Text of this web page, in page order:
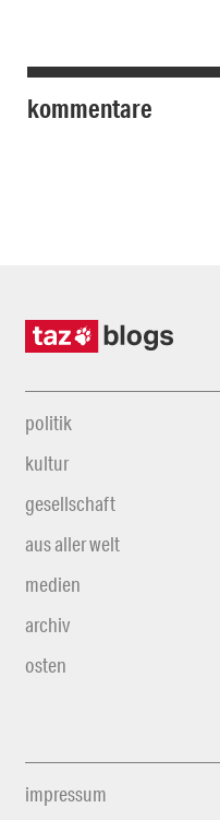
kommentare
politik
kultur
gesellschaft
aus aller welt
medien
archiv
osten
impressum